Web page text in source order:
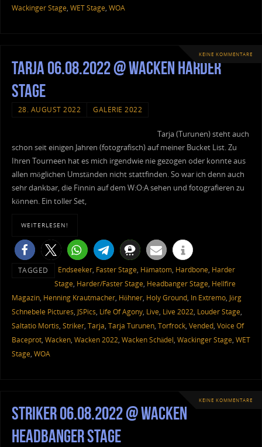
Wackinger Stage, WET Stage, WOA
KEINE KOMMENTARE
Tarja 06.08.2022 @ Wacken Harder
Stage
28. AUGUST 2022 GALERIE 2022
Tarja (Turunen) steht auch
schon seit einigen Jahren (fotografisch) auf meiner Bucket List. Zu
Ihren Tourneen hat es mich irgendwie nie gezogen oder konnte aus
allen möglichen Umständen nicht stattfinden. So war ich denn auch
sehr dankbar, die Finnin auf dem W:O:A sehen und fotografieren zu
können. Ein toller Set,
WEITERLESEN!
TAGGED Endseeker, Faster Stage, Hämatom, Hardbone, Harder
Stage, Harder/Faster Stage, Headbanger Stage, Hellfire
Magazin, Henning Krautmacher, Höhner, Holy Ground, In Extremo, Jörg
Schnebele Pictures, JSPics, Life Of Agony, Live, Live 2022, Louder Stage,
Saltatio Mortis, Striker, Tarja, Tarja Turunen, Torfrock, Vended, Voice Of
Baceprot, Wacken, Wacken 2022, Wacken Schädel, Wackinger Stage, WET
Stage, WOA
KEINE KOMMENTARE
Striker 06.08.2022 @ Wacken
Headbanger Stage